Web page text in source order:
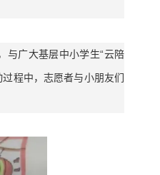
与广大基层中小学生“云陪
程中，志愿者与小朋友们